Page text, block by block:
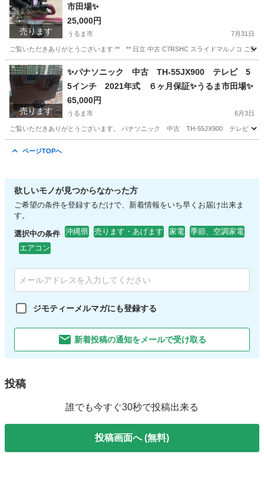
売ります
市田場✨
25,000円
うるま市 7月31日
ご覧いただきありがとうございます ** ** 日立 中古 C7RSHC スライドマルノコ ご
沖縄 うるま市 その他 RSHC
売ります
✨パナソニック 中古 TH-55JX900 テレビ 5
5インチ 2021年式 ６ヶ月保証✨うるま市田場✨
65,000円
うるま市 6月3日
ご覧いただきありがとうございます。 パナソニック 中古 TH-55JX900 テレビ 55
ページTOPへ
欲しいモノが見つからなかった方
ご希望の条件を登録するだけで、新着情報をいち早くお届け出来ま
す。
選択中の条件 沖縄県 売ります・あげます 家電
季節、空調家電
エアコン
ジモティーメルマガにも登録する
新着投稿の通知をメールで受け取る
投稿
誰でも今すぐ30秒で投稿出来る
投稿画面へ (無料)